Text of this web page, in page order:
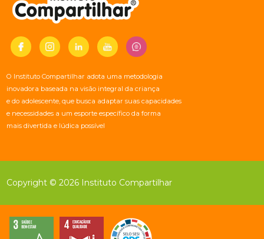
O Instituto Compartilhar adota uma metodologia
inovadora baseada na visão integral da criança
e do adolescente, que busca adaptar suas capacidades
e necessidades a um esporte específico da forma
mais divertida e lúdica possível
Copyright © 2026 Instituto Compartilhar